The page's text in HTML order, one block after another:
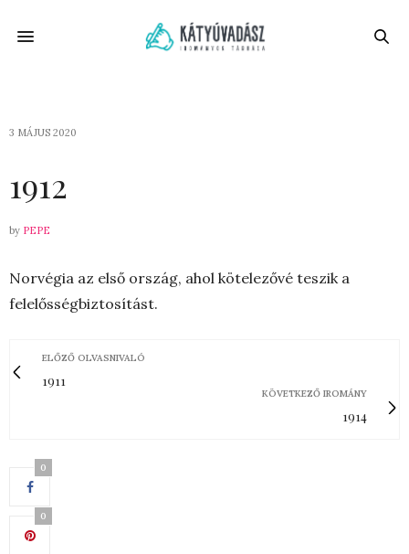
3 MÁJUS 2020
1912
by PEPE
Norvégia az első ország, ahol kötelezővé teszik a
felelősségbiztosítást.
ELŐZŐ OLVASNIVALÓ
1911
KÖVETKEZŐ IROMÁNY
1914
0
0